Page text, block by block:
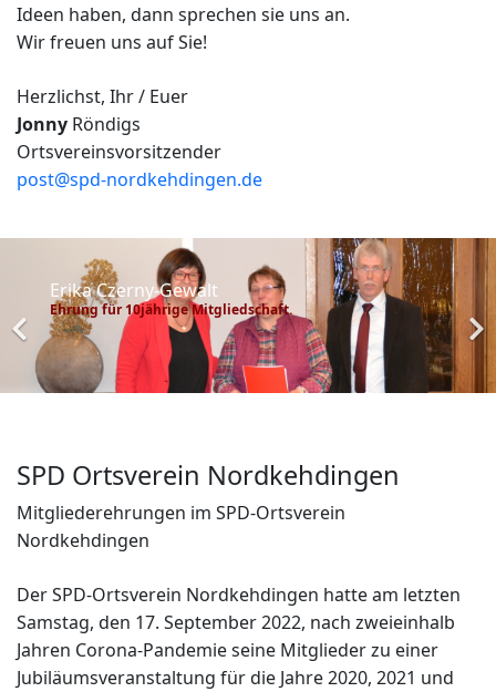
Ideen haben, dann sprechen sie uns an.
Wir freuen uns auf Sie!
Herzlichst, Ihr / Euer
Jonny Röndigs
Ortsvereinsvorsitzender
post@spd-nordkehdingen.de
Erika Czerny-Gewalt
Ehrung für 10jährige Mitgliedschaft.
SPD Ortsverein Nordkehdingen
Mitgliederehrungen im SPD-Ortsverein
Nordkehdingen
Der SPD-Ortsverein Nordkehdingen hatte am letzten
Samstag, den 17. September 2022, nach zweieinhalb
Jahren Corona-Pandemie seine Mitglieder zu einer
Jubiläumsveranstaltung für die Jahre 2020, 2021 und